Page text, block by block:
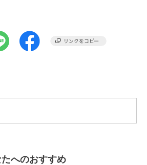
色移りする場合がございます。革の品質保
さないようご注意下さい。
キー
ーズ
／ブーツ
へのおすすめ